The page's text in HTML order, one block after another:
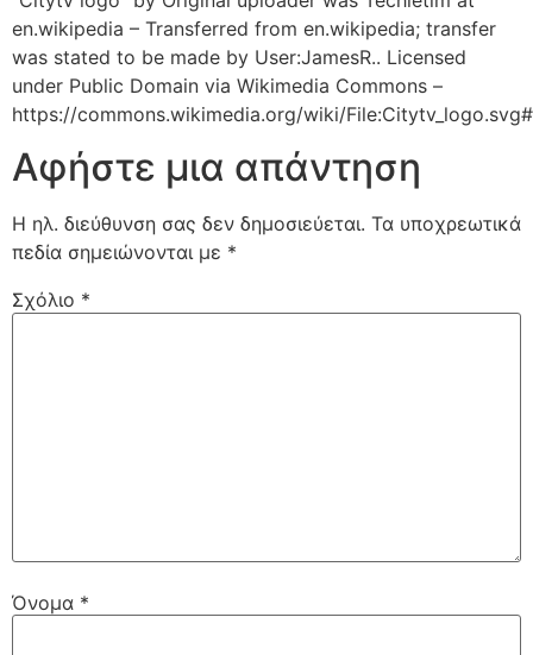
en.wikipedia – Transferred from en.wikipedia; transfer
was stated to be made by User:JamesR.. Licensed
under Public Domain via Wikimedia Commons –
https://commons.wikimedia.org/wiki/
Αφήστε μια απάντηση
Η ηλ. διεύθυνση σας δεν δημοσιεύεται. Τα υποχρεωτικά
πεδία σημειώνονται με *
Σχόλιο *
Όνομα *